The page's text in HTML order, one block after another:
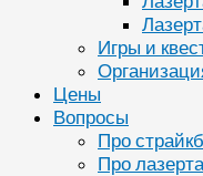
Игры и
Цены
Вопросы
Про
Про